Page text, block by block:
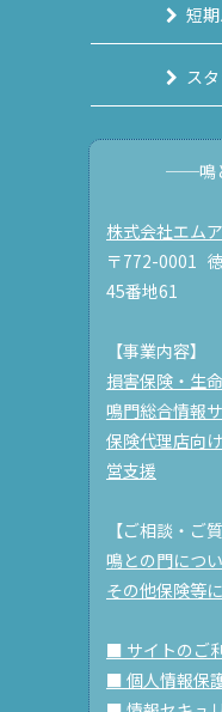
短
ス
──鳴
株式会社エム
〒772-0001
45番地61
【事業内容】
損害保険・生
鳴門総合情報
保険代理店向
営支援
【ご相談・ご質
鳴との門につ
その他保険等
■ サイトのご
■ 個人情報保